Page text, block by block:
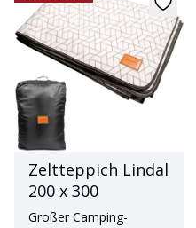
Zeltteppich Lindal
200 x 300
Großer Camping-